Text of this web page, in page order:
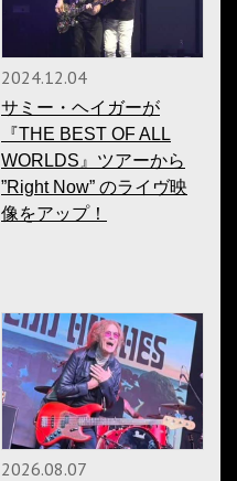
2024.12.04
サミー・ヘイガーが
『THE BEST OF ALL
WORLDS』ツアーから
”Right Now” のライヴ映
像をアップ！
2026.08.07